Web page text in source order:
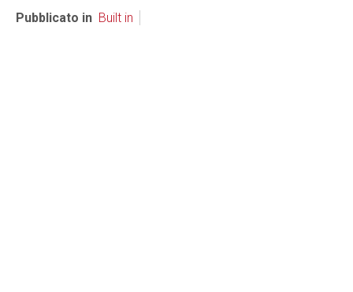
Pubblicato in Built in